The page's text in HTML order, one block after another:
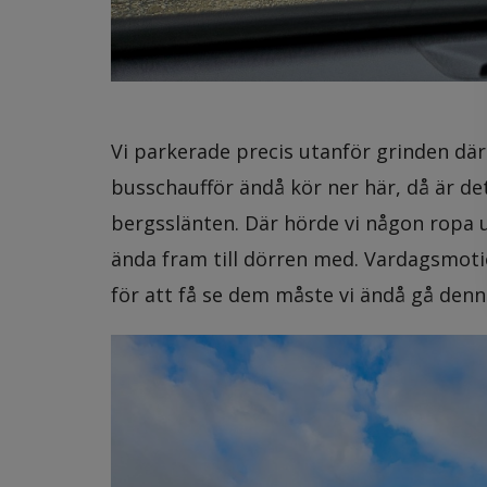
Vi parkerade precis utanför grinden
busschaufför ändå kör ner här, då är
bergsslänten. Där hörde vi någon
ända fram till dörren med.
för att få se dem måste vi ändå gå